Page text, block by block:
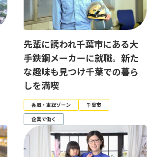
先輩に誘われ千葉市にある大
手鉄鋼メーカーに就職。新た
な趣味も見つけ千葉での暮ら
しを満喫
香取・東総ゾーン
千葉市
企業で働く